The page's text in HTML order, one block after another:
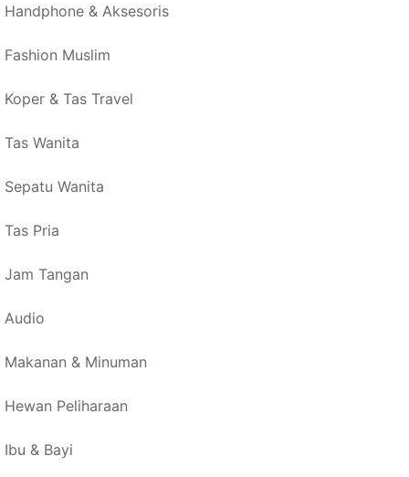
Handphone & Aksesoris
Fashion Muslim
Koper & Tas Travel
Tas Wanita
Sepatu Wanita
Tas Pria
Jam Tangan
Audio
Makanan & Minuman
Hewan Peliharaan
Ibu & Bayi